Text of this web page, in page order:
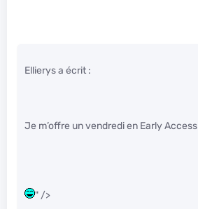
Ellierys a écrit :
Je m’offre un vendredi en Early Access
" />